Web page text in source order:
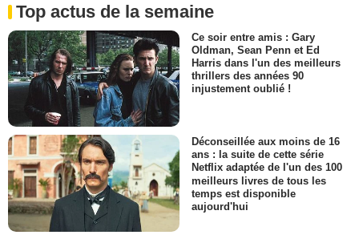
Top actus de la semaine
Ce soir entre amis : Gary
Oldman, Sean Penn et Ed
Harris dans l'un des meilleurs
thrillers des années 90
injustement oublié !
Déconseillée aux moins de 16
ans : la suite de cette série
Netflix adaptée de l'un des 100
meilleurs livres de tous les
temps est disponible
aujourd'hui